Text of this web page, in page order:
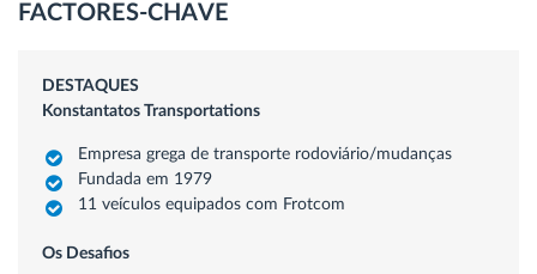
FACTORES-CHAVE
DESTAQUES
Konstantatos Transportations
Empresa grega de transporte rodoviário/mudanças
Fundada em 1979
11 veículos equipados com Frotcom
Os Desafios